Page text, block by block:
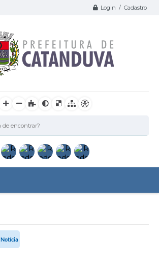
Login / Cadastro
Notícia